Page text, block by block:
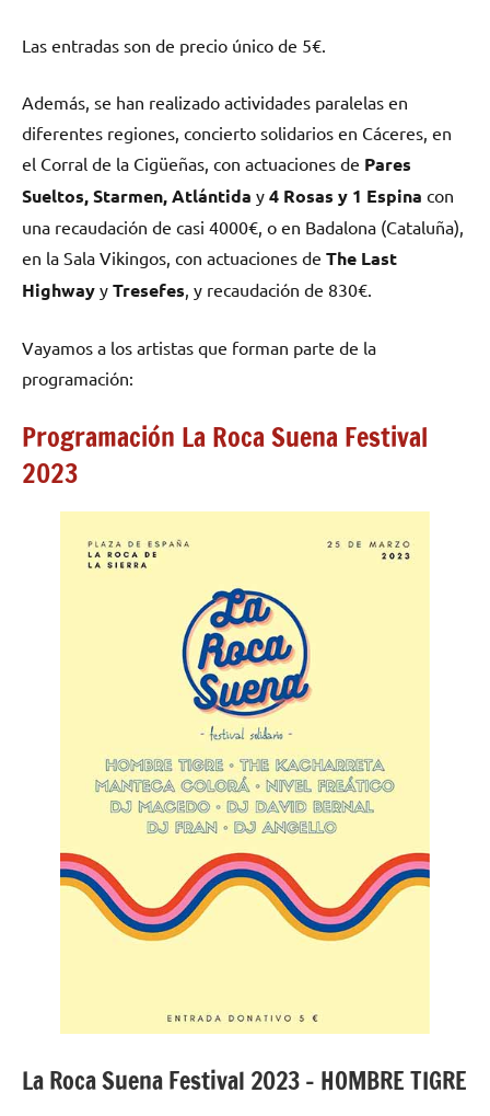
Las entradas son de precio único de 5€.
Además, se han realizado actividades paralelas en
diferentes regiones, concierto solidarios en Cáceres, en
el Corral de la Cigüeñas, con actuaciones de Pares
Sueltos, Starmen, Atlántida y 4 Rosas y 1 Espina con
una recaudación de casi 4000€, o en Badalona (Cataluña),
en la Sala Vikingos, con actuaciones de The Last
Highway y Tresefes , y recaudación de 830€.
Vayamos a los artistas que forman parte de la
programación:
Programación La Roca Suena Festival
2023
La Roca Suena Festival 2023 – HOMBRE TIGRE